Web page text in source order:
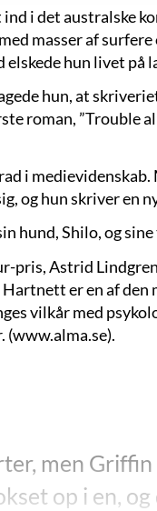
i det australske
masser af
hun livet på
hun, at
roman, ”Trouble
i
og hun skriver en
hund, Shilo, og
Astrid
er en af
vilkår med
(www.alma.se).
men
op i en,